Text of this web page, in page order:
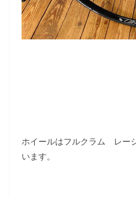
ホイールはフルクラム レー
います。